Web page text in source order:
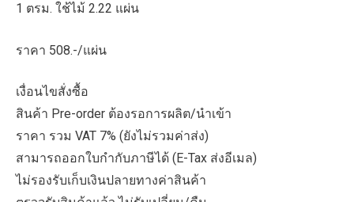
1 ตรม. ใช้ไม้ 2.22 แผ่น
ราคา 508.-/แผ่น
เงื่อนไขสั่งซื้อ
สินค้า Pre-order ต้องรอการผลิต/นำเข้า
ราคา รวม VAT 7% (ยังไม่รวมค่าส่ง)
สามารถออกใบกำกับภาษีได้ (E-Tax ส่งอีเมล)
ไม่รองรับเก็บเงินปลายทางค่าสินค้า